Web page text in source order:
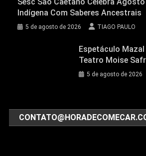
Indígena Com Saberes Ancestrais
5 de agosto de 2026 TIAGO PAULO
Espetáculo
Teatro Moise
5 de agosto de 2026